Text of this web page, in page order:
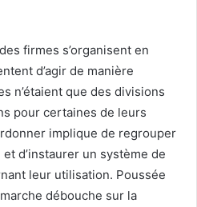
firmes s’organisent en
d’agir de manière
n’étaient que des divisions
pour certaines de leurs
implique de regrouper
d’instaurer un système de
leur utilisation. Poussée
débouche sur la